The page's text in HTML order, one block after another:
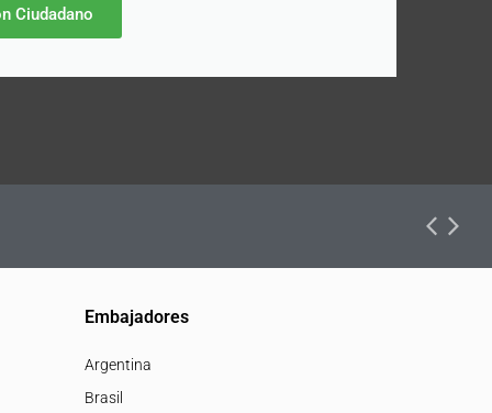
Ciudadano
Embajadores
Argentina
Brasil